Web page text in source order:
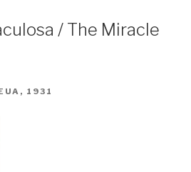
/ The Miracle
1931